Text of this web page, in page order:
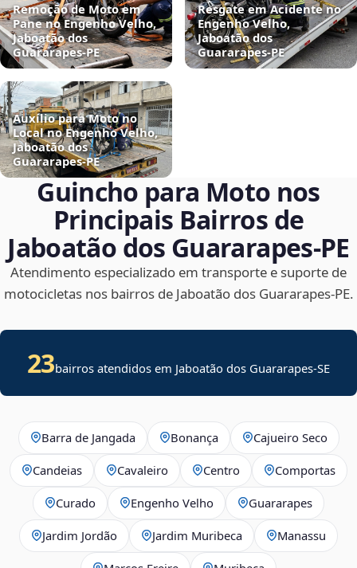
Remoção de Moto em
Pane no Engenho Velho,
Jaboatão dos
Guararapes‑PE
Resgate em Acidente no
Engenho Velho,
Jaboatão dos
Guararapes‑PE
Auxílio para Moto no
Local no Engenho Velho,
Jaboatão dos
Guararapes‑PE
Guincho para Moto nos
Principais Bairros de
Jaboatão dos Guararapes‑PE
Atendimento especializado em transporte e suporte de
motocicletas nos bairros de Jaboatão dos Guararapes‑PE.
23bairros atendidos em Jaboatão dos Guararapes-SE
Barra de Jangada Bonança Cajueiro Seco
Candeias Cavaleiro Centro Comportas
Curado Engenho Velho Guararapes
Jardim Jordão Jardim Muribeca Manassu